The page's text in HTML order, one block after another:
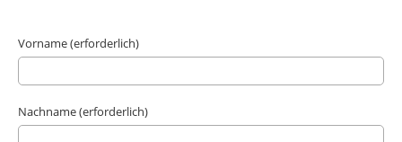
Vorname (erforderlich)
Nachname (erforderlich)